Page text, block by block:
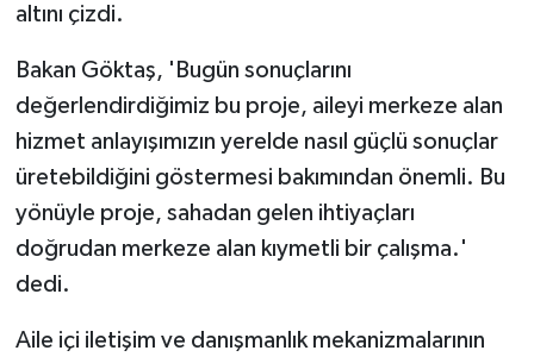
altını çizdi.
Bakan Göktaş, 'Bugün sonuçlarını
değerlendirdiğimiz bu proje, aileyi merkeze alan
hizmet anlayışımızın yerelde nasıl güçlü sonuçlar
üretebildiğini göstermesi bakımından önemli. Bu
yönüyle proje, sahadan gelen ihtiyaçları
doğrudan merkeze alan kıymetli bir çalışma.'
dedi.
Aile içi iletişim ve danışmanlık mekanizmalarının